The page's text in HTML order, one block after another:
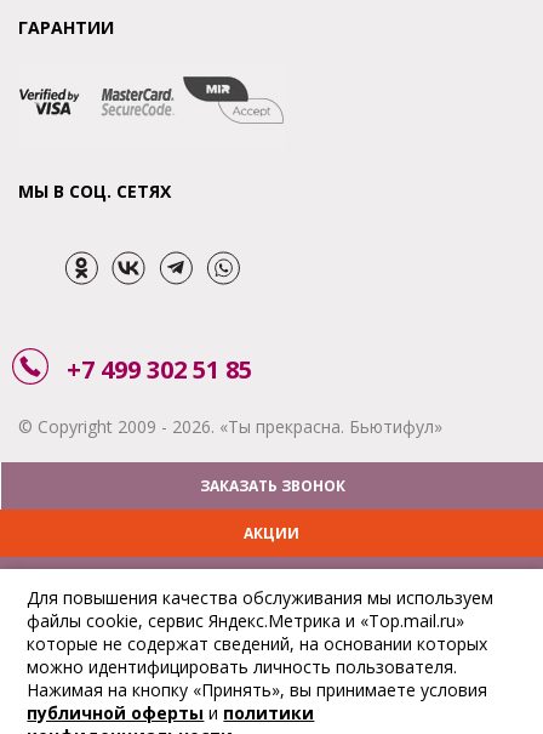
ГАРАНТИИ
МЫ В СОЦ. СЕТЯХ
+7 499 302 51 85
© Copyright 2009 - 2026. «Ты прекрасна. Бьютифул»
ЗАКАЗАТЬ ЗВОНОК
АКЦИИ
ОПЛАТА
ОТСЛЕДИТЬ ЗАКАЗ
Для повышения качества обслуживания мы используем
файлы cookie, сервис Яндекс.Метрика и «Top.mail.ru»
которые не содержат сведений, на основании которых
можно идентифицировать личность пользователя.
Нажимая на кнопку «Принять», вы принимаете условия
публичной оферты и политики